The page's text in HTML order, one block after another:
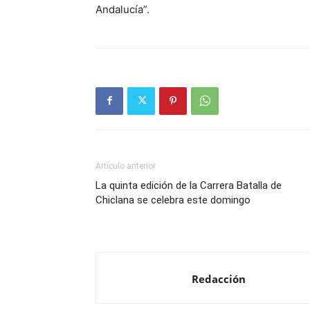
Andalucía”.
Artículo anterior
La quinta edición de la Carrera Batalla de
Chiclana se celebra este domingo
Redacción